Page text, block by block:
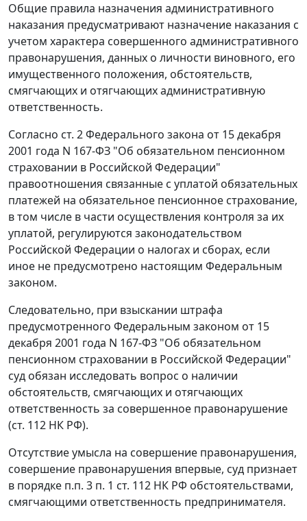
Общие правила назначения административного
наказания предусматривают назначение наказания с
учетом характера совершенного административного
правонарушения, данных о личности виновного, его
имущественного положения, обстоятельств,
смягчающих и отягчающих административную
ответственность.
Согласно ст. 2Федерального закона от 15 декабря
2001 года N 167-ФЗ "Об обязательном пенсионном
страховании в Российской Федерации"
правоотношения связанные с уплатой обязательных
платежей на обязательное пенсионное страхование,
в том числе в части осуществления контроля за их
уплатой, регулируются законодательством
Российской Федерации о налогах и сборах, если
иное не предусмотрено настоящим Федеральным
законом.
Следовательно, при взыскании штрафа
предусмотренного Федеральным законом от 15
декабря 2001 года N 167-ФЗ "Об обязательном
пенсионном страховании в Российской Федерации"
суд обязан исследовать вопрос о наличии
обстоятельств, смягчающих и отягчающих
ответственность за совершенное правонарушение
(ст. 112 НК РФ).
Отсутствие умысла на совершение правонарушения,
совершение правонарушения впервые, суд признает
в порядке п.п. 3 п. 1 ст. 112 НК РФ обстоятельствами,
смягчающими ответственность предпринимателя.